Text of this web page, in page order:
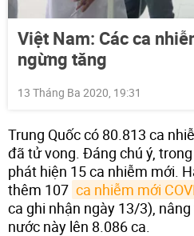
Việt Nam: Các ca
ngừng tăng
13 Tháng Ba 2020, 19:31
Trung Quốc có 80.813 ca
đã tử vong. Đáng chú ý,
phát hiện 15 ca nhiễm mới.
thêm 107 ca nhiễm mới
ca ghi nhận ngày 13/3),
nước này lên 8.086 ca.